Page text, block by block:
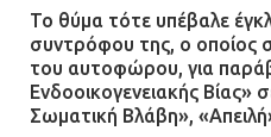
Το θύμα τότε υπέβαλε
συντρόφου της, ο οποίος
του αυτοφώρου, για
Ενδοοικογενειακής
Σωματική Βλάβη»,